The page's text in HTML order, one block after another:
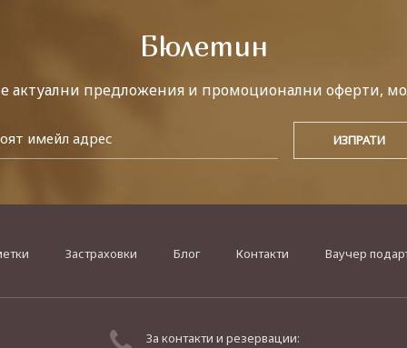
Бюлетин
актуални предложения и промоционални оферти,
Застраховки Блог Контакти Ваучер
За контакти и резервации: